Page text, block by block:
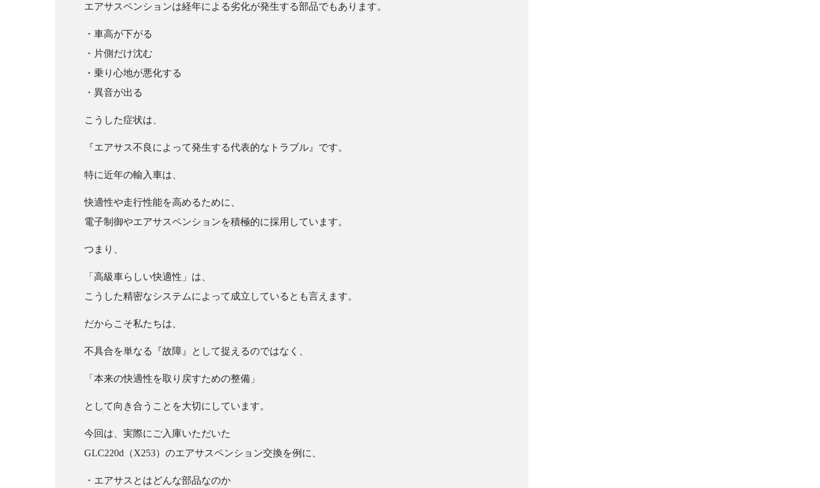
エアサスペンションは経年による劣化が発生する部品でもあります。
・車高が下がる
・片側だけ沈む
・乗り心地が悪化する
・異音が出る
こうした症状は、
『エアサス不良によって発生する代表的なトラブル』です。
特に近年の輸入車は、
快適性や走行性能を高めるために、
電子制御やエアサスペンションを積極的に採用しています。
つまり、
「高級車らしい快適性」は、
こうした精密なシステムによって成立しているとも言えます。
だからこそ私たちは、
不具合を単なる『故障』として捉えるのではなく、
「本来の快適性を取り戻すための整備」
として向き合うことを大切にしています。
今回は、実際にご入庫いただいた
GLC220d（X253）のエアサスペンション交換を例に、
・エアサスとはどんな部品なのか